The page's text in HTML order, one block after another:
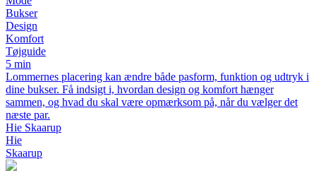
Bukser
Design
Komfort
Tøjguide
5 min
Lommernes placering kan ændre både pasform, funktion og udtryk i
dine bukser. Få indsigt i, hvordan design og komfort hænger
sammen, og hvad du skal være opmærksom på, når du vælger det
næste par.
Hie Skaarup
Hie
Skaarup